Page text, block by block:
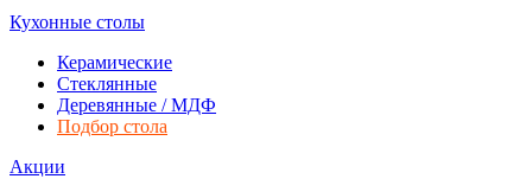
Кухонные столы
Керамические
Стеклянные
Деревянные / МДФ
Подбор стола
Акции